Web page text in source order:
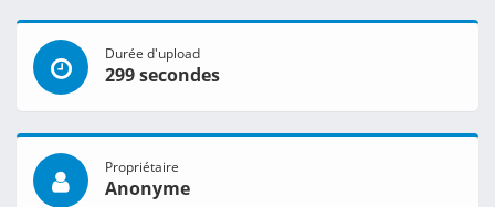
Durée d'upload
299 secondes
Propriétaire
Anonyme